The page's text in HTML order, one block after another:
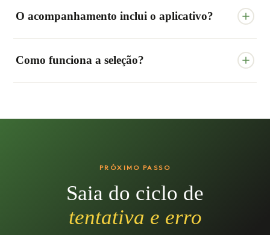
precisavam de estrutura alimentar adequada.
O acompanhamento inclui o aplicativo?
organização e monitoramento. A estratégia é conduzida
Como funciona a seleção?
PRÓXIMO PASSO
Saia do ciclo de
tentativa e erro